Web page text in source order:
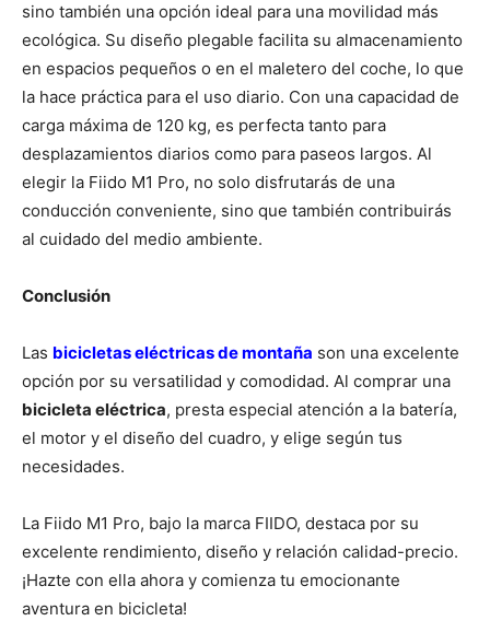
sino también una opción ideal para una movilidad más
ecológica. Su diseño plegable facilita su almacenamiento
en espacios pequeños o en el maletero del coche, lo que
la hace práctica para el uso diario. Con una capacidad de
carga máxima de 120 kg, es perfecta tanto para
desplazamientos diarios como para paseos largos. Al
elegir la Fiido M1 Pro, no solo disfrutarás de una
conducción conveniente, sino que también contribuirás
al cuidado del medio ambiente.
Conclusión
Las bicicletas eléctricas de montaña son una excelente
opción por su versatilidad y comodidad. Al comprar una
bicicleta eléctrica, presta especial atención a la batería,
el motor y el diseño del cuadro, y elige según tus
necesidades.
La Fiido M1 Pro, bajo la marca FIIDO, destaca por su
excelente rendimiento, diseño y relación calidad-precio.
¡Hazte con ella ahora y comienza tu emocionante
aventura en bicicleta!